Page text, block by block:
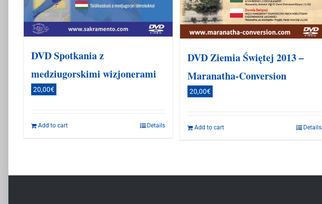
DVD Spotkania z
medziugorskimi wizjonerami
20,00€
Add to cart Details
DVD Ziemia Świętej 2013 –
Maranatha-Conversion
20,00€
Add to cart Details